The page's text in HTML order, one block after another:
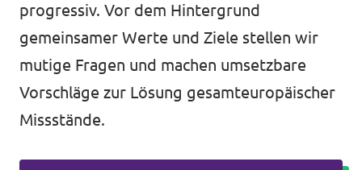
progressiv. Vor dem Hintergrund
gemeinsamer Werte und Ziele stellen wir
mutige Fragen und machen umsetzbare
Vorschläge zur Lösung gesamteuropäischer
Missstände.